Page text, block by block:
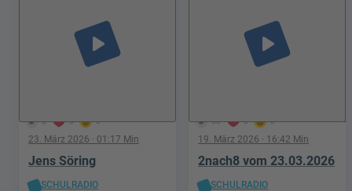
2 0 0
play_arrow
23. März 2026 · 01:17 Min
Jens Söring
SCHULRADIO
58 0 0
play_arrow
19. März 2026 · 16:42 Min
2nach8 vom 23.03.2026
SCHULRADIO